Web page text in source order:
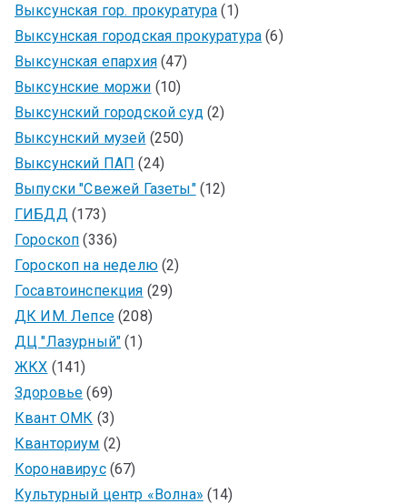
Выксунская гор. прокуратура (1)
Выксунская городская прокуратура (6)
Выксунская епархия(47)
Выксунские моржи (10)
Выксунский городской суд (2)
Выксунский музей (250)
Выксунский ПАП (24)
Выпуски "Свежей Газеты"(12)
ГИБДД (173)
Гороскоп (336)
Гороскоп на неделю(2)
Госавтоинспекция (29)
ДК ИМ. Лепсе(208)
ДЦ "Лазурный" (1)
ЖКХ (141)
Здоровье (69)
Квант ОМК (3)
Кванториум (2)
Коронавирус(67)
Культурный центр «Волна» (14)